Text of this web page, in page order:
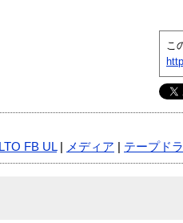
こ
LTO FB UL| メディア テープド